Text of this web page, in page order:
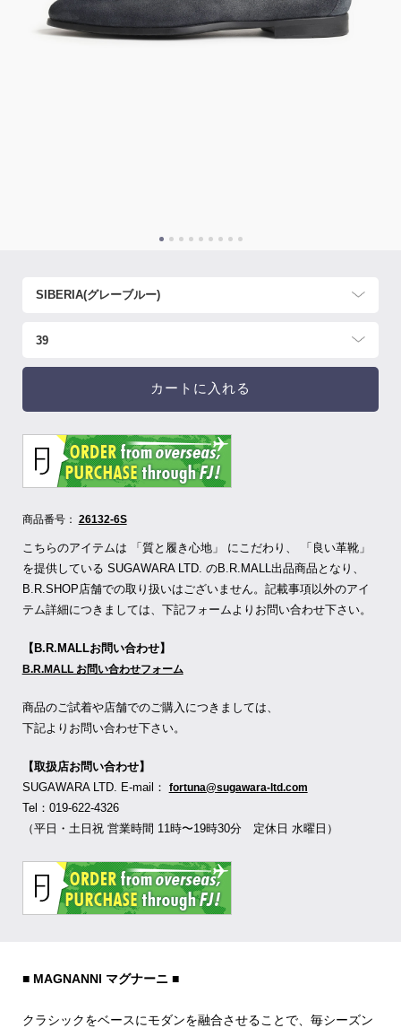
カートに入れる
商品番号： 26132-6S
こちらのアイテムは 「質と履き心地」 にこだわり、 「良い革靴」
を提供している SUGAWARA LTD. のB.R.MALL出品商品となり、
B.R.SHOP店舗での取り扱いはございません。記載事項以外のアイ
テム詳細につきましては、下記フォームよりお問い合わせ下さい。
【B.R.MALLお問い合わせ】
B.R.MALL お問い合わせフォーム
商品のご試着や店舗でのご購入につきましては、
下記よりお問い合わせ下さい。
【取扱店お問い合わせ】
SUGAWARA LTD. E-mail： fortuna@sugawara-ltd.com
Tel：019-622-4326
（平日・土日祝 営業時間 11時〜19時30分 定休日 水曜日）
■ MAGNANNI マグナーニ ■
クラシックをベースにモダンを融合させることで、毎シーズン